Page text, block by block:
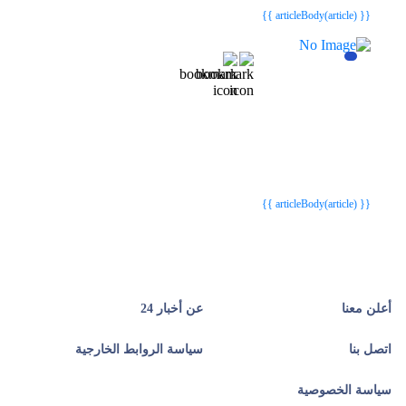
{{ articleBody(article) }}
{{ articleBody(article) }}
أعلن معنا عن أخبار 24
اتصل بنا سياسة الروابط الخارجية
سياسة الخصوصية